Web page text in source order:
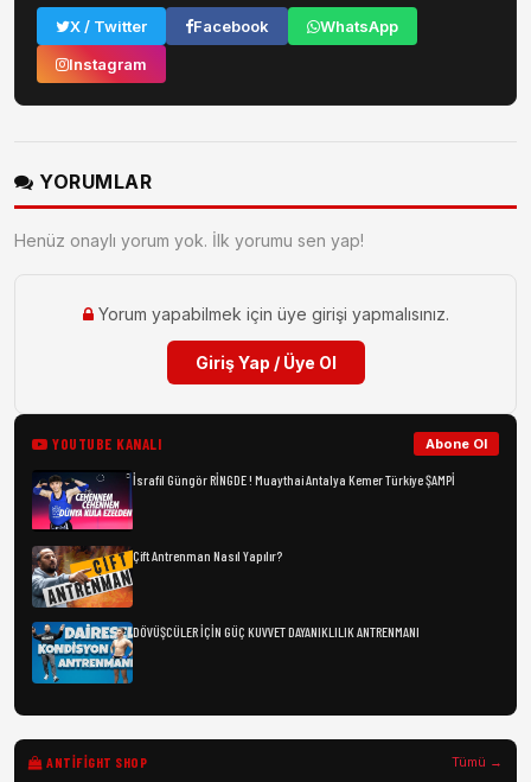
X / Twitter Facebook
WhatsApp
Instagram
YORUMLAR
Henüz onaylı yorum yok. İlk yorumu sen yap!
Yorum yapabilmek için üye girişi yapmalısınız.
Giriş Yap / Üye Ol
YOUTUBE KANALI Abone Ol
İsrafil Güngör RİNGDE ! Muaythai Antalya Kemer Türkiye ŞAMPİ
Çift Antrenman Nasıl Yapılır?
DÖVÜŞCÜLER İÇİN GÜÇ KUVVET DAYANIKLILIK ANTRENMANI
ANTIFIGHT SHOP Tümü →